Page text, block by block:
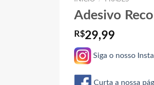
Adesivo
R$29,99
Siga o nosso
Curta a nossa